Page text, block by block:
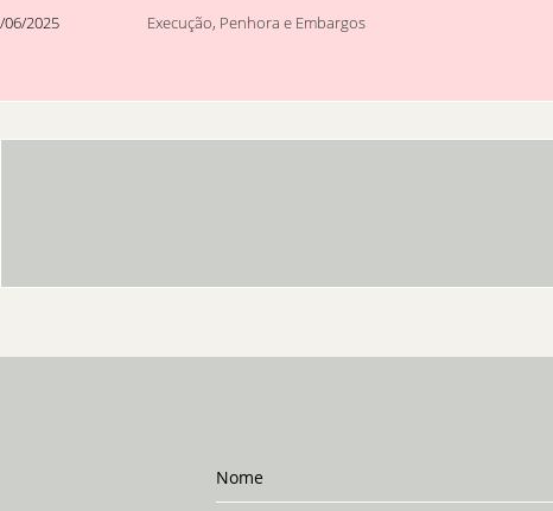
06/2025 Execução, Penhora e Embargos